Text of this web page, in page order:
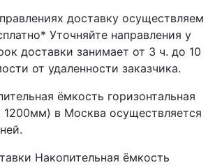
доставку осуществляем
Уточняйте направления у
доставки занимает от 3 ч. до 10
от удаленности заказчика.
ёмкость горизонтальная
1200мм) в Москва осуществляется
Накопительная ёмкость